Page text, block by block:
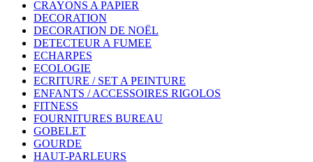
CRAYONS A PAPIER
DECORATION
DECORATION DE NOËL
DETECTEUR A FUMEE
ECHARPES
ECOLOGIE
ECRITURE / SET A PEINTURE
ENFANTS / ACCESSOIRES RIGOLOS
FITNESS
FOURNITURES BUREAU
GOBELET
GOURDE
HAUT-PARLEURS